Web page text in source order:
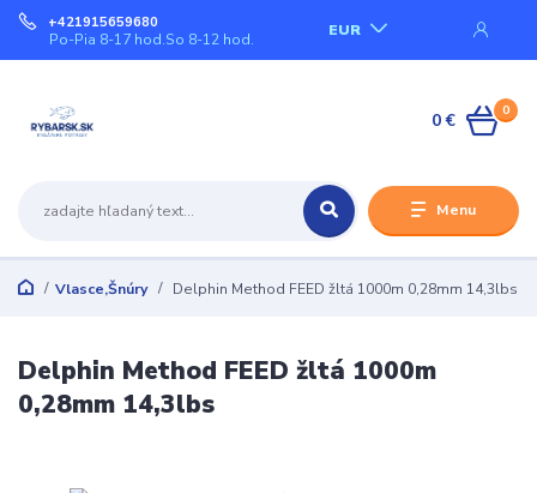
Menu
EUR
+421915659680
Po-Pia 8-17 hod.So 8-12 hod.
0
0 €
Vlasce,Šnúry Delphin Method FEED žltá 1000m 0,28mm 14,3lbs
Delphin Method FEED žltá 1000m
0,28mm 14,3lbs